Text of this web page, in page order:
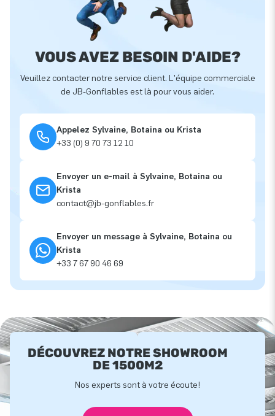
VOUS AVEZ BESOIN D'AIDE?
Veuillez contacter notre service client. L'équipe commerciale
de JB-Gonflables est là pour vous aider.
Appelez Sylvaine, Botaina ou Krista
+33 (0) 9 70 73 12 10
Envoyer un e-mail à Sylvaine, Botaina ou
Krista
contact@jb-gonflables.fr
Envoyer un message à Sylvaine, Botaina ou
Krista
+33 7 67 90 46 69
DÉCOUVREZ NOTRE SHOWROOM
DE 1500M2
Nos experts sont à votre écoute!